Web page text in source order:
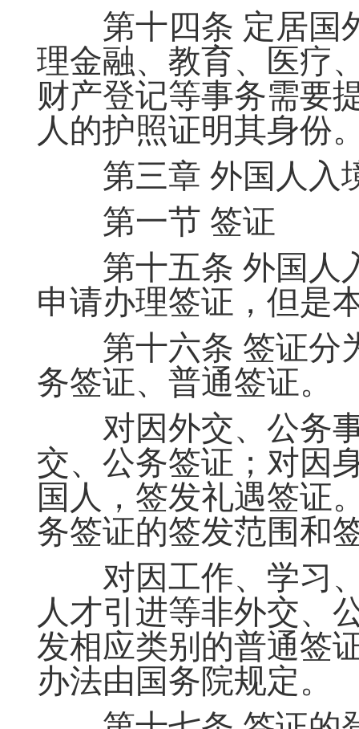
第十四条 定居国
理金融、教育、医疗
财产登记等事务需要
人的护照证明其身份
第三章 外国人入
第一节 签证
第十五条 外国人
申请办理签证，但是
第十六条 签证分
务签证、普通签证。
对因外交、公务事
交、公务签证；对因
国人，签发礼遇签证
务签证的签发范围和
对因工作、学习、
人才引进等非外交、
发相应类别的普通签
办法由国务院规定。